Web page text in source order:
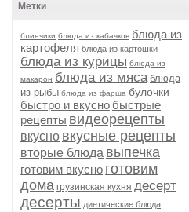
Метки
блинчики блюда из кабачков блюда из
картофеля блюда из картошки
блюда из курицы блюда из
макарон блюда из мяса блюда
из рыбы блюда из фарша булочки
быстро и вкусно быстрые
рецепты видеорецепты
вкусно вкусные рецепты
вторые блюда выпечка
готовим вкусно готовим
дома грузинская кухня десерт
десерты диетические блюда